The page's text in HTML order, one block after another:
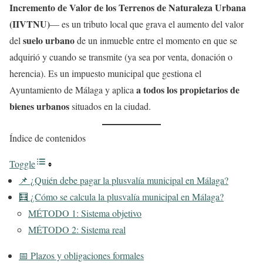
Incremento de Valor de los Terrenos de Naturaleza Urbana
(IIVTNU)— es un tributo local que grava el aumento del valor
del suelo urbanode un inmueble entre el momento en que se
adquirió y cuando se transmite (ya sea por venta, donación o
herencia). Es un impuesto municipal que gestiona el
Ayuntamiento de Málaga y aplica a todos los propietarios de
bienes urbanossituados en la ciudad.
Índice de contenidos
Toggle
📌 ¿Quién debe pagar la plusvalía municipal en Málaga?
🧮 ¿Cómo se calcula la plusvalía municipal en Málaga?
MÉTODO 1: Sistema objetivo
MÉTODO 2: Sistema real
📅 Plazos y obligaciones formales